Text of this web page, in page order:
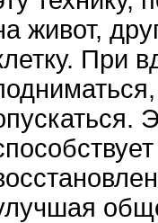
живот,
При